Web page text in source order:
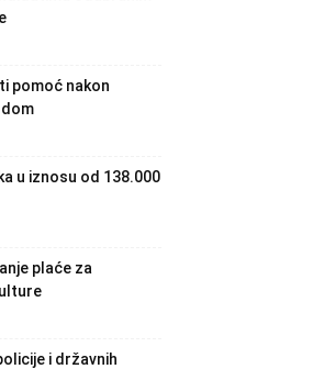
pomoć nakon
u iznosu od 138.000
plaće za
i državnih